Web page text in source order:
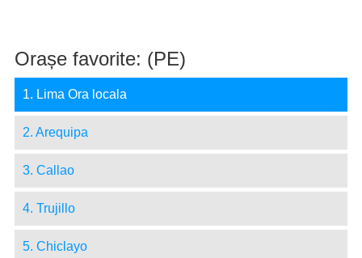
Orașe favorite: (PE)
1. Lima Ora locala
2. Arequipa
3. Callao
4. Trujillo
5. Chiclayo